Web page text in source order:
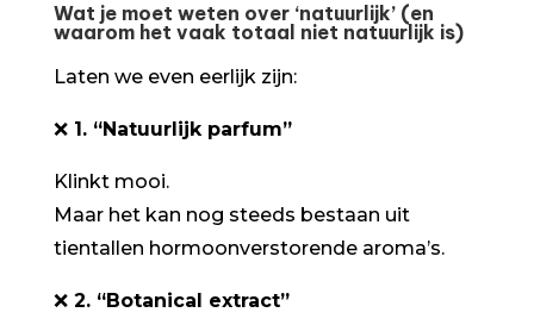
Wat je moet weten over ‘natuurlijk’ (en
waarom het vaak totaal niet natuurlijk is)
Laten we even eerlijk zijn:
❌1. “Natuurlijk parfum”
Klinkt mooi.
Maar het kan nog steeds bestaan uit
tientallen hormoonverstorende aroma’s.
❌2. “Botanical extract”